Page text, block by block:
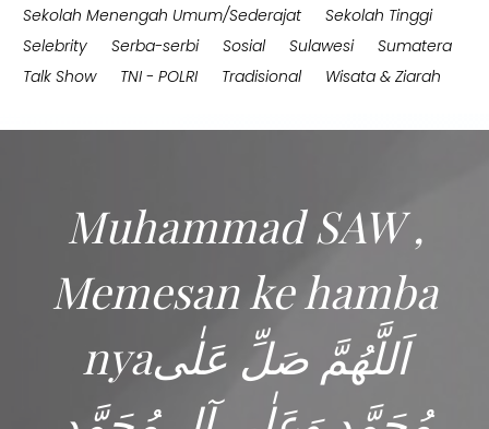
Sekolah Menengah Umum/Sederajat
Sekolah Tinggi
Selebrity
Serba-serbi Sosial Sulawesi
Sumatera
Talk Show
TNI - POLRI Tradisional Wisata & Ziarah
Muhammad SAW ,
Memesan ke hamba
nyaاَللَّهُمَّ صَلِّ عَلٰى